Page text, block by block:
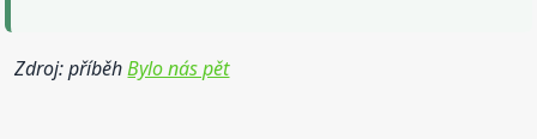
Zdroj: příběhBylo nás pět